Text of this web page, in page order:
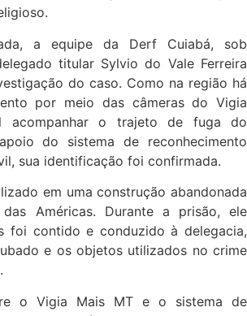
a equipe da Derf Cuiabá, sob
titular Sylvio do Vale Ferreira
do caso. Como na região há
por meio das câmeras do Vigia
acompanhar o trajeto de fuga do
do sistema de reconhecimento
sua identificação foi confirmada.
em uma construção abandonada
Américas. Durante a prisão, ele
foi contido e conduzido à delegacia,
e os objetos utilizados no crime
o Vigia Mais MT e o sistema de